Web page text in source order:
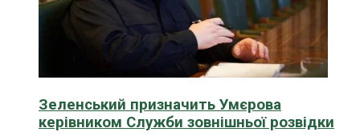
Зеленський призначить Умєрова
керівником Служби зовнішньої розвідки